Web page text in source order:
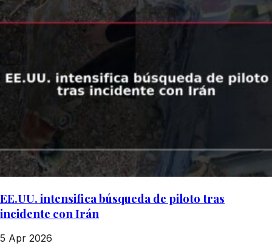
EE.UU. intensifica búsqueda de piloto tras
incidente con Irán
5 Apr 2026